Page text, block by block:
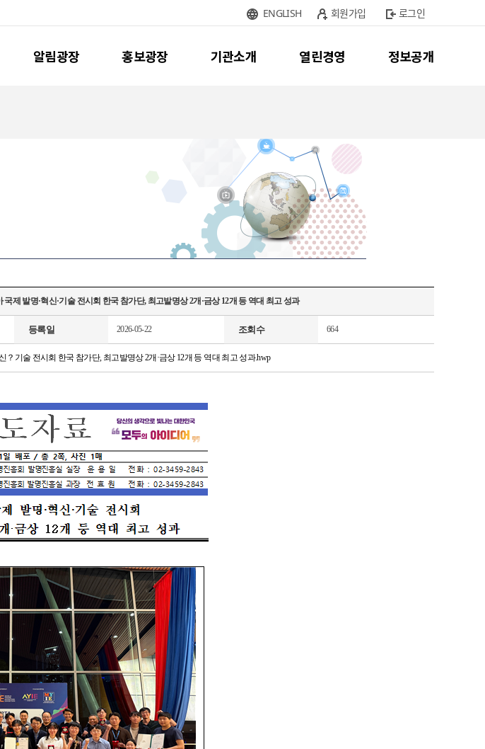
ENGLISH 회원가입 로그인
알림광장 홍보광장 기관소개 열린경영 정보공개
국제 발명·혁신·기술 전시회 한국 참가단, 최고발명상 2개·금상 12개 등 역대 최고 성과
등록일 2026-05-22 조회수 664
？기술 전시회 한국 참가단, 최고발명상 2개·금상 12개 등 역대 최고 성과.hwp